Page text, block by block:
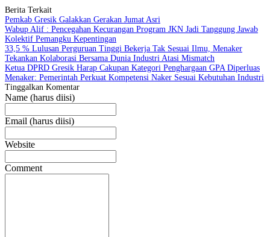
Berita Terkait
Pemkab Gresik Galakkan Gerakan Jumat Asri
Wabup Alif : Pencegahan Kecurangan Program JKN Jadi Tanggung Jawab
Kolektif Pemangku Kepentingan
33,5 % Lulusan Perguruan Tinggi Bekerja Tak Sesuai Ilmu, Menaker
Tekankan Kolaborasi Bersama Dunia Industri Atasi Mismatch
Ketua DPRD Gresik Harap Cakupan Kategori Penghargaan GPA Diperluas
Menaker: Pemerintah Perkuat Kompetensi Naker Sesuai Kebutuhan Industri
Tinggalkan Komentar
Name (harus diisi)
Email (harus diisi)
Website
Comment